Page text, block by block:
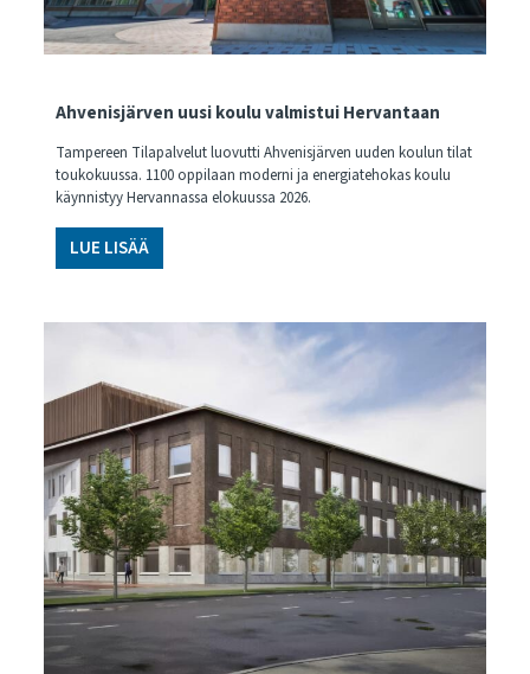
Ahvenisjärven uusi koulu valmistui Hervantaan
Tampereen Tilapalvelut luovutti Ahvenisjärven uuden koulun tilat
toukokuussa. 1100 oppilaan moderni ja energiatehokas koulu
käynnistyy Hervannassa elokuussa 2026.
LUE LISÄÄ